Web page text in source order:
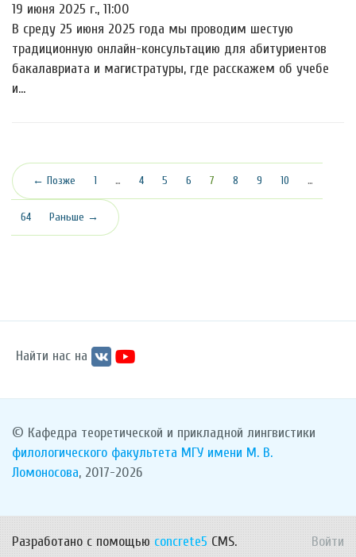
19 июня 2025 г., 11:00
В среду 25 июня 2025 года мы проводим шестую
традиционную онлайн-консультацию для абитуриентов
бакалавриата и магистратуры, где расскажем об учебе
и…
← Позже 1 … 4 5 6 7 (текущая)
8 9 10 …
64 Раньше →
Найти нас на
© Кафедра теоретической и прикладной лингвистики
филологического факультета МГУ имени М. В.
Ломоносова, 2017-2026
Разработано с помощью concrete5 CMS. Войти